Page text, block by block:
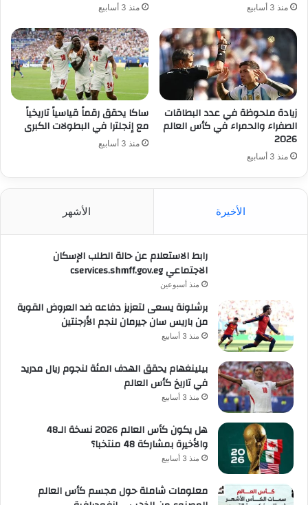
منذ 3 أسابيع منذ 3 أسابيع
زيادة ملحوظة في عدد البطاقات
الصفراء والحمراء في كأس العالم
2026
منذ 3 أسابيع
ساكا يحقق رقماً قياسياً تاريخياً
مع إنجلترا في البطولات الكبرى
منذ 3 أسابيع
الأخيرة الأشهر
رابط الاستعلام عن حالة الطلب الإسكان
الاجتماعي cservices.shmff.gov.eg
منذ أسبوعين
برشلونة يسعى لتعزيز دفاعه ضد العروض القوية
من باريس سان جيرمان لنجم الأرجنتين
منذ 3 أسابيع
بيلينغهام يحقق الهدف المئة لنجوم ريال مدريد
في تاريخ كأس العالم
منذ 3 أسابيع
هل يكون كأس العالم 2026 نسخة الـ48
والأخيرة بمشاركة 48 منتخبا؟
منذ 3 أسابيع
معلومات شاملة حول مجسم كأس العالم